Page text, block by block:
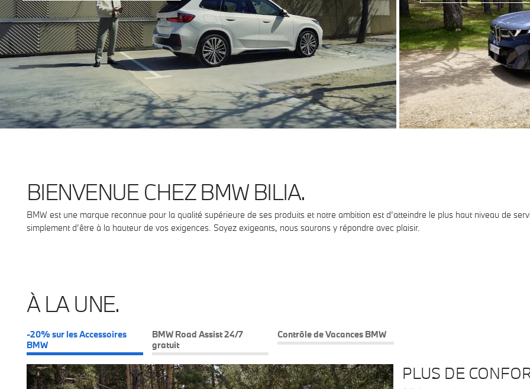
BIENVENUE CHEZ BMW BILIA.
BMW est une marque reconnue pour la qualité supérieure de ses produits et notre ambition est d’atteindre le plus haut niveau de
simplement d’être à la hauteur de vos exigences. Soyez exigeants, nous saurons y répondre avec plaisir.
À LA UNE.
-20% sur les Accessoires
BMW
BMW Road Assist 24/7
gratuit
Contrôle de Vacances BMW
PLUS DE